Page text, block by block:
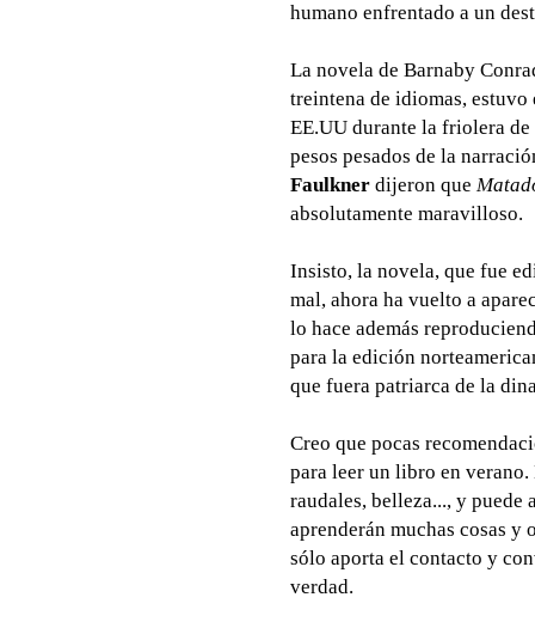
humano enfrentado a un
La novela de Barnaby
treintena de idiomas,
EE.UU durante la friolera
pesos pesados de la
Faulkner dijeron que
absolutamente maravilloso.
Insisto, la novela, que fue
mal, ahora ha vuelto a
lo hace además
para la edición
que fuera patriarca de la
Creo que pocas
para leer un libro en
raudales, belleza..., y puede
aprenderán muchas cosas
sólo aporta el contacto y
verdad.